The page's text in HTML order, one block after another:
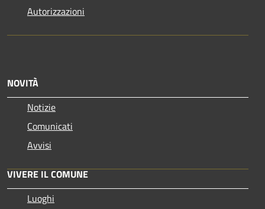
Autorizzazioni
NOVITÀ
Notizie
Comunicati
Avvisi
VIVERE IL COMUNE
Luoghi